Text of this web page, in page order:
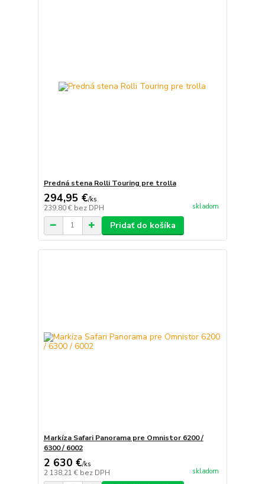
Predná stena Rolli Touring pre trolla
294,95 €/ks
239,80 € bez DPH skladom
Pridať do košíka
Markíza Safari Panorama pre Omnistor 6200 /
6300 / 6002
2 630 €/ks
2 138,21 € bez DPH skladom